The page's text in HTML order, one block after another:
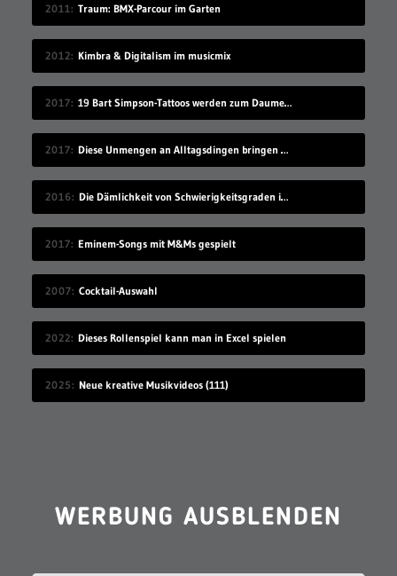
2011 Traum: BMX-Parcour im Garten
2012 Kimbra & Digitalism im musicmix
2017 19 Bart Simpson-Tattoos werden zum Daumenkino
2017 Diese Unmengen an Alltagsdingen bringen einen um
2016 Die Dämlichkeit von Schwierigkeitsgraden in Videospielen
2017 Eminem-Songs mit M&Ms gespielt
2007 Cocktail-Auswahl
2022 Dieses Rollenspiel kann man in Excel spielen
2025 Neue kreative Musikvideos (111)
WERBUNG AUSBLENDEN